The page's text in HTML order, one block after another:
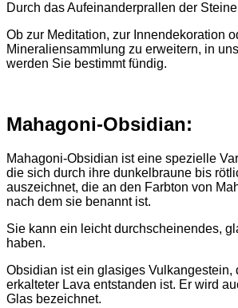
Durch das Aufeinanderprallen der
Ob zur Meditation, zur Innendekoration
Mineraliensammlung zu erweitern, in
werden Sie bestimmt fündig.
Mahagoni-Obsidian:
Mahagoni-Obsidian ist eine spezielle
die sich durch ihre dunkelbraune bis
auszeichnet, die an den Farbton von
nach dem sie benannt ist.
Sie kann ein leicht durchscheinendes,
haben.
Obsidian ist ein glasiges Vulkangestein,
erkalteter Lava entstanden ist. Er wird
Glas bezeichnet.